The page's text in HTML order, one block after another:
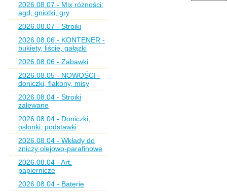
2026.08.07 - Mix różności:
agd, gniotki, gry
2026.08.07 - Stroiki
2026.08.06 - KONTENER -
bukiety, liście, gałązki
2026.08.06 - Zabawki
2026.08.05 - NOWOŚCI -
doniczki, flakony, misy
2026.08.04 - Stroiki
zalewane
2026.08.04 - Doniczki,
osłonki, podstawki
2026.08.04 - Wkłady do
zniczy olejowo-parafinowe
2026.08.04 - Art.
papiernicze
2026.08.04 - Baterie